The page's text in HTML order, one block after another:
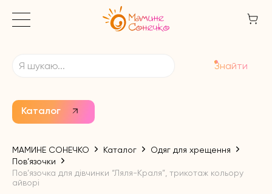
Каталог
Знайти
МАМИНЕ СОНЕЧКО Каталог
Одяг для хрещення
Пов’язочки
Пов’язочка для дівчинки “Ляля-Краля”, трикотаж кольору
айворі